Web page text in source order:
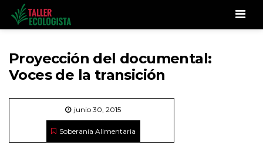
Proyección del documental:
Voces de la transición
junio 30, 2015
Soberanía Alimentaria